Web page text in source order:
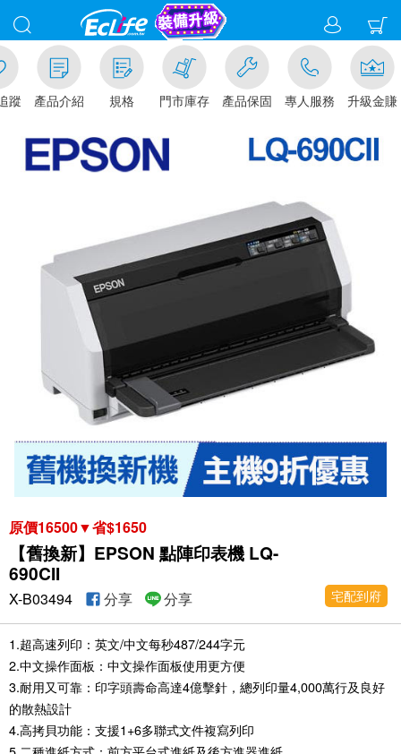
蹤 產品介紹 規格 門市庫存 產品保固 專人服務 升級金賺
原價16500▼省$1650
【舊換新】EPSON 點陣印表機 LQ-
690CII
宅配到府
X-B03494 分享 分享
1.超高速列印：英文/中文每秒487/244字元
2.中文操作面板：中文操作面板使用更方便
3.耐用又可靠：印字頭壽命高達4億擊針，總列印量4,000萬行及良好
的散熱設計
4.高拷貝功能：支援1+6多聯式文件複寫列印